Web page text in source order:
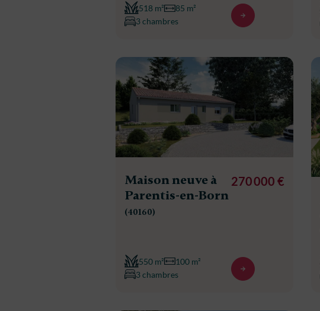
518 m²
85 m²
3 chambres
Maison neuve à
Parentis-en-Born
(40160)
550 m²
100 m²
3 chambres
270 000 €